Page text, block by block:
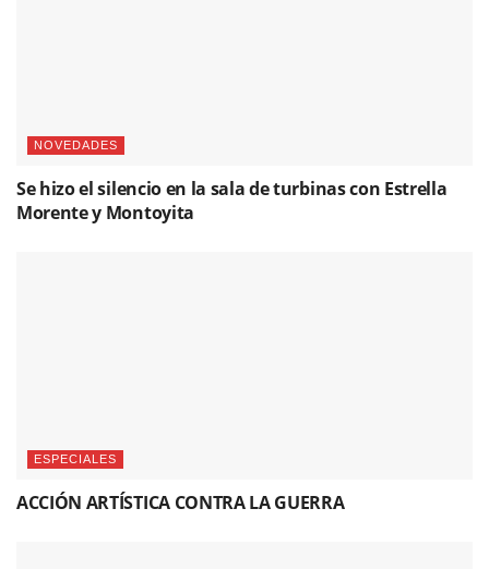
NOVEDADES
Se hizo el silencio en la sala de turbinas con Estrella
Morente y Montoyita
ESPECIALES
ACCIÓN ARTÍSTICA CONTRA LA GUERRA